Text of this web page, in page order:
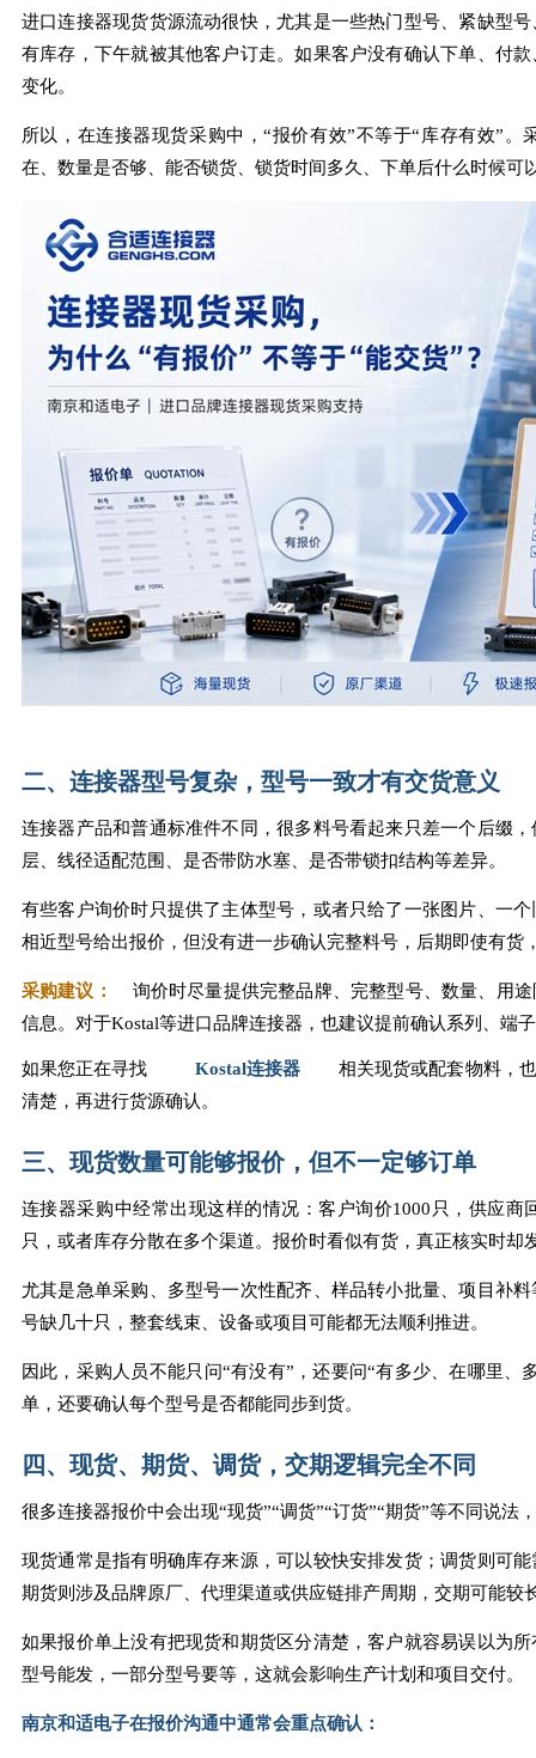
进口连接器现货货源流动很快，尤其是一些热门型号、紧缺型
有库存，下午就被其他客户订走。如果客户没有确认下单、付
变化。
所以，在连接器现货采购中，“报价有效”不等于“库存有效”
在、数量是否够、能否锁货、锁货时间多久、下单后什么时候可
二、连接器型号复杂，型号一致才有交货意义
连接器产品和普通标准件不同，很多料号看起来只差一个后缀
层、线径适配范围、是否带防水塞、是否带锁扣结构等差异。
有些客户询价时只提供了主体型号，或者只给了一张图片、一
相近型号给出报价，但没有进一步确认完整料号，后期即使有货
采购建议：
询价时尽量提供完整品牌、完整型号、数量、用
信息。对于Kostal等进口品牌连接器，也建议提前确认系列、端
如果您正在寻找 Kostal连接器
相关现货或配套物料，
清楚，再进行货源确认。
三、现货数量可能够报价，但不一定够订单
连接器采购中经常出现这样的情况：客户询价1000只，供应
只，或者库存分散在多个渠道。报价时看似有货，真正核实时却
尤其是急单采购、多型号一次性配齐、样品转小批量、项目补
号缺几十只，整套线束、设备或项目可能都无法顺利推进。
因此，采购人员不能只问“有没有”，还要问“有多少、在哪里
单，还要确认每个型号是否都能同步到货。
四、现货、期货、调货，交期逻辑完全不同
很多连接器报价中会出现“现货”“调货”“订货”“期货”等不同说法
现货通常是指有明确库存来源，可以较快安排发货；调货则可
期货则涉及品牌原厂、代理渠道或供应链排产周期，交期可能较
如果报价单上没有把现货和期货区分清楚，客户就容易误以为
型号能发，一部分型号要等，这就会影响生产计划和项目交付。
南京和适电子在报价沟通中通常会重点确认：